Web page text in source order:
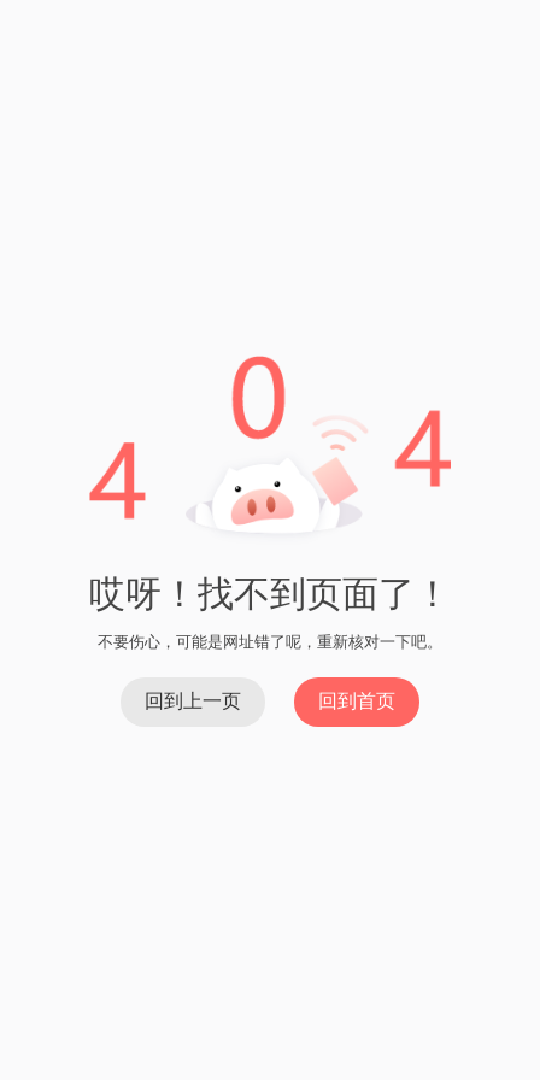
哎呀！找不到页面了！
不要伤心，可能是网址错了呢，重新核对一下吧。
回到上一页 回到首页